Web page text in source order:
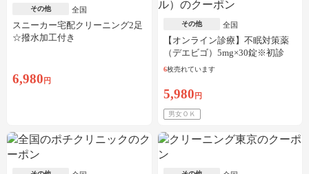
その他 全国
スニーカー宅配クリーニング2足
☆撥水加工付き
6,980 円
その他 全国
【オンライン診療】不眠対策薬
（デエビゴ）5mg×30錠※初診
料・送料込
6枚売れています
5,980 円
男女ＯＫ